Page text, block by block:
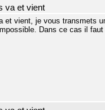
va et vient
et vient, je vous transmets
Dans ce cas il faut